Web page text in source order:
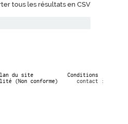
tous les résultats en CSV
du site
Conditions
(Non conforme)
contact :